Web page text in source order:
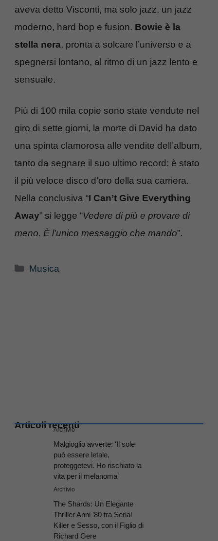
aveva detto Visconti, ma solo jazz, un jazz
moderno, hard bop e fusion. Bowie è la
stella nera, pronta a solcare l’universo e a
spegnersi lontano, al ritmo di un jazz lento e
sensuale.
Più di 100 mila copie sono state vendute nel
giro di sette giorni, la morte di David ha dato
una spinta clamorosa alle vendite dell’album,
tanto da segnare il suo ultimo record: è stato
il più veloce disco d’oro della sua carriera.
Nella conclusiva “I Can’t Give Everything
Away” si legge “Vedere di più e provare di
meno. È l’unico messaggio che mando”.
Categorie
Musica
Articoli recenti
Archivio
Malgioglio avverte: ‘Il sole
può essere letale,
proteggetevi. Ho rischiato la
vita per il melanoma’
Archivio
The Shards: Un Elegante
Thriller Anni ’80 tra Serial
Killer e Sesso, con il Figlio di
Richard Gere